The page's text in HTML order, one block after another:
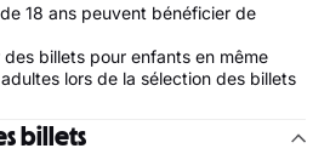
18 ans peuvent bénéficier de
billets pour enfants en même
lors de la sélection des billets
billets